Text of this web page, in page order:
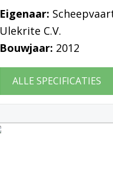
Eigenaar:
Ulekrite C.V.
Bouwjaar: 2012
ALLE SPECIFICATIES